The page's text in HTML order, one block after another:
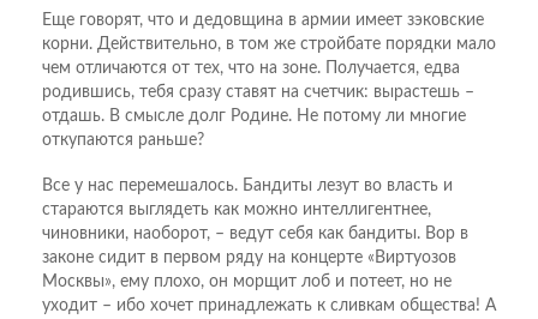
Еще говорят, что и дедовщина в армии имеет зэковские
корни. Действительно, в том же стройбате порядки мало
чем отличаются от тех, что на зоне. Получается, едва
родившись, тебя сразу ставят на счетчик: вырастешь –
отдашь. В смысле долг Родине. Не потому ли многие
откупаются раньше?
Все у нас перемешалось. Бандиты лезут во власть и
стараются выглядеть как можно интеллигентнее,
чиновники, наоборот, – ведут себя как бандиты. Вор в
законе сидит в первом ряду на концерте «Виртуозов
Москвы», ему плохо, он морщит лоб и потеет, но не
уходит – ибо хочет принадлежать к сливкам общества! А